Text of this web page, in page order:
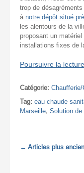
trop de
à notre dépôt situé
les alentours de la
proposant un
installations fixes de
Poursuivre la lecture
Catégorie: Chaufferie/
Tag: eau chaude
Marseille, Solution de
← Articles plus